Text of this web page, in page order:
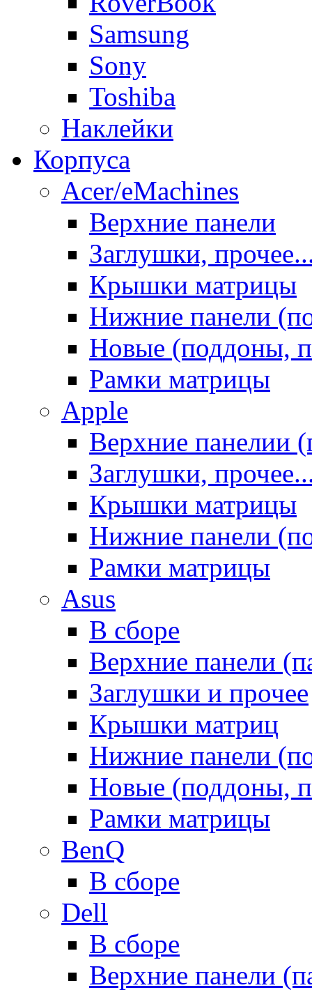
Samsung
Sony
Toshiba
Наклейки
Корпуса
Acer/eMachines
Верхние панели
Заглушки,
Крышки матрицы
Нижние панели
Новые (поддоны,
Рамки матрицы
Apple
Верхние панелии
Заглушки,
Крышки матрицы
Нижние панели
Рамки матрицы
Asus
В сборе
Верхние панели
Заглушки и прочее
Крышки матриц
Нижние панели
Новые (поддоны,
Рамки матрицы
BenQ
В сборе
Dell
В сборе
Верхние панели